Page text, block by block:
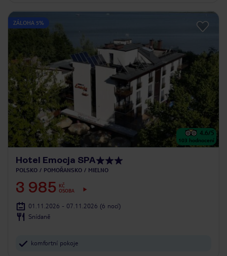
ZÁLOHA 5%
4.6/5
103 hodnocení
Hotel Emocja SPA
POLSKO POMOŘANSKO MIELNO
3 985
KČ
OSOBA
01.11.2026 - 07.11.2026 (6 nocí)
Snídaně
komfortní pokoje